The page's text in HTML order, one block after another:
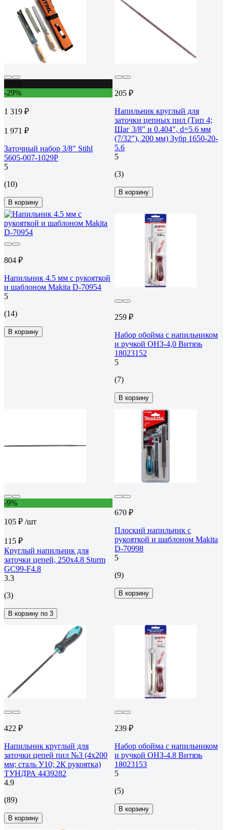
-29%
1 319 ₽
1 971 ₽
Заточный набор 3/8" Stihl
5605-007-1029P
5
(10)
В корзину
205 ₽
Напильник круглый для
заточки цепных пил (Тип 4;
Шаг 3/8" и 0.404", d=5.6 мм
(7/32"), 200 мм) Зубр 1650-20-
5.6
5
(3)
В корзину
804 ₽
Напильник 4.5 мм с рукояткой
и шаблоном Makita D-70954
5
(14)
В корзину
259 ₽
Набор обойма с напильником
и ручкой ОНЗ-4,0 Витязь
18023152
5
(7)
В корзину
-9%
105 ₽ /шт
115 ₽
Круглый напильник для
заточки цепей, 250х4.8 Sturm
GC99-F4.8
3.3
(3)
В корзину по 3
670 ₽
Плоский напильник с
рукояткой и шаблоном Makita
D-70998
5
(9)
В корзину
422 ₽
Напильник круглый для
заточки цепей пил №3 (4х200
мм; сталь У10; 2К рукоятка)
ТУНДРА 4439282
4.9
(89)
В корзину
239 ₽
Набор обойма с напильником
и ручкой ОНЗ-4.8 Витязь
18023153
5
(5)
В корзину